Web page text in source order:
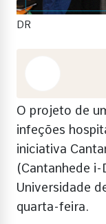
DR
O projeto de
infeções
iniciativa
(Cantanhede
Universidade
quarta-feira.